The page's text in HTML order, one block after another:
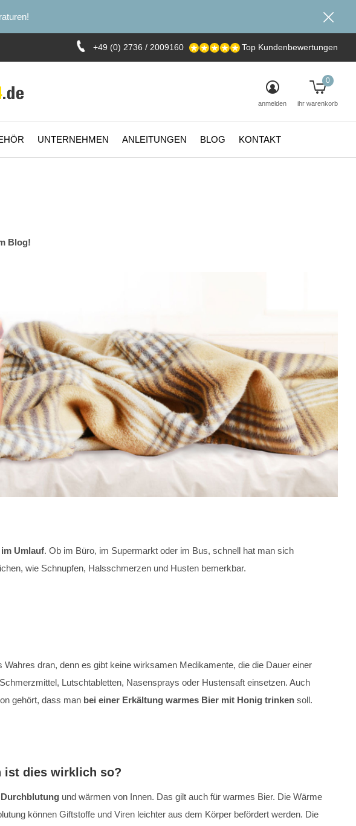
UNTERNEHMEN ANLEITUNGEN BLOG KONTAKT
anmelden ihr warenkorb
0
+49 (0) 2736 / 2009160 Top Kundenbewertungen
Blog!
Umlauf. Ob im Büro, im Supermarkt oder im Bus, schnell hat man sich
wie Schnupfen, Halsschmerzen und Husten bemerkbar.
dran, denn es gibt keine wirksamen Medikamente, die die Dauer einer
Lutschtabletten, Nasensprays oder Hustensaft einsetzen. Auch
gehört, dass man bei einer Erkältung warmes Bier mit Honig trinken soll.
ist dies wirklich so?
Durchblutung und wärmen von Innen. Das gilt auch für warmes Bier. Die Wärme
können Giftstoffe und Viren leichter aus dem Körper befördert werden. Die